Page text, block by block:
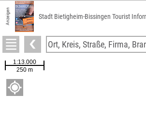
Anzeigen Vitalbäder